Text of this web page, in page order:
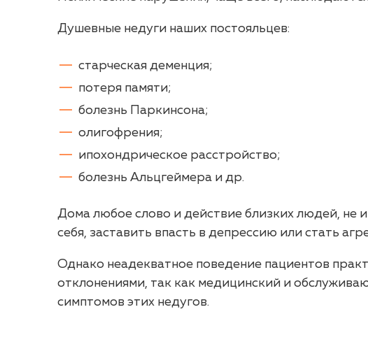
Душевные недуги наших постояльцев:
старческая деменция;
потеря памяти;
болезнь Паркинсона;
олигофрения;
ипохондрическое расстройство;
болезнь Альцгеймера и др.
Дома любое слово и действие близких людей, не
себя, заставить впасть в депрессию или стать
Однако неадекватное поведение пациентов
отклонениями, так как медицинский и
симптомов этих недугов.